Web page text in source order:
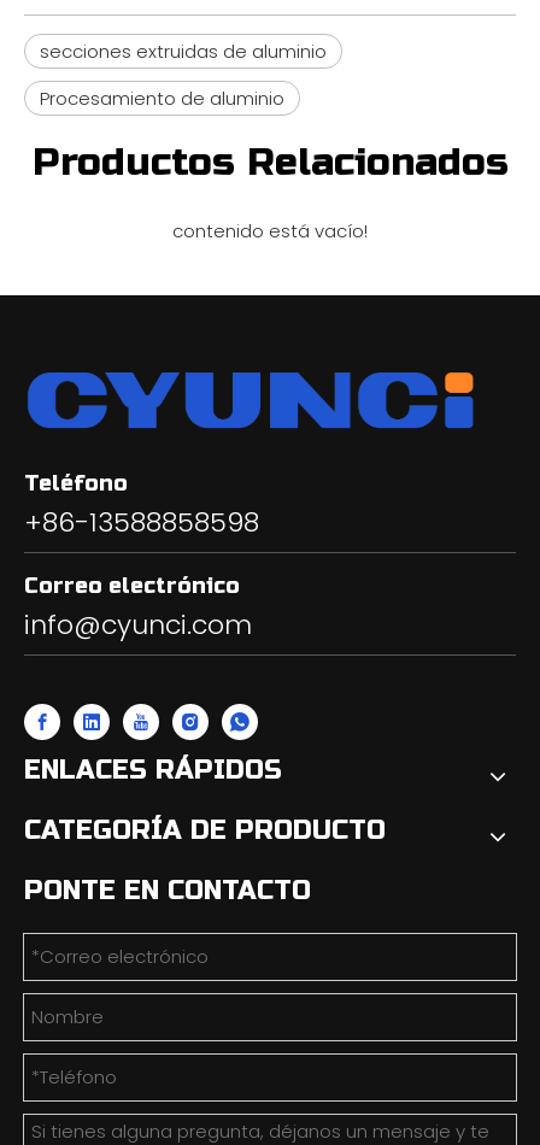
secciones extruidas de aluminio
Procesamiento de aluminio
Productos Relacionados
contenido está vacío!
Teléfono
+86-13588858598
Correo electrónico
info@cyunci.com
ENLACES RÁPIDOS
CATEGORÍA DE PRODUCTO
PONTE EN CONTACTO